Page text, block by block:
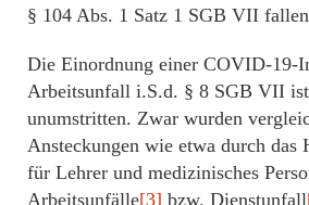
§ 104 Abs. 1 Satz 1 SGB VII
Die Einordnung einer COVID-19-
Arbeitsunfall i.S.d. § 8 SGB VII
unumstritten. Zwar wurden
Ansteckungen wie etwa durch das
für Lehrer und medizinisches
Arbeitsunfälle[3] bzw. Dienstunfall